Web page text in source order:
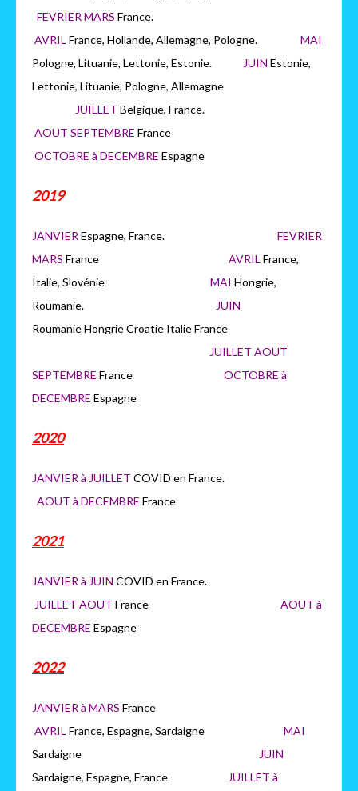
FEVRIER MARS France.
AVRIL France, Hollande, Allemagne, Pologne. MAI
Pologne, Lituanie, Lettonie, Estonie.
JUIN Estonie,
Lettonie, Lituanie, Pologne, Allemagne
JUILLET Belgique, France.
AOUT SEPTEMBRE France
OCTOBRE à DECEMBRE Espagne
2019
JANVIER Espagne, France. FEVRIER
MARS France AVRIL France,
Italie, Slovénie MAI Hongrie,
Roumanie.
JUIN
Roumanie Hongrie Croatie Italie France
JUILLET AOUT
SEPTEMBRE France OCTOBRE à
DECEMBRE Espagne
2020
JANVIER à JUILLET COVID en France.
AOUT à DECEMBRE France
2021
JANVIER à JUIN COVID en France.
JUILLET AOUT France AOUT à
DECEMBRE Espagne
2022
JANVIER à MARS France
AVRIL France, Espagne, Sardaigne MAI
Sardaigne
JUIN
Sardaigne, Espagne, France
JUILLET à